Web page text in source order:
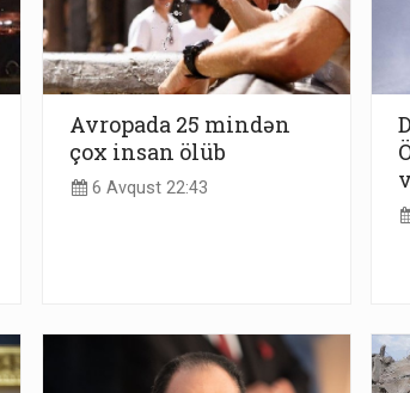
Avropada 25 mindən
çox insan ölüb
6 Avqust 22:43